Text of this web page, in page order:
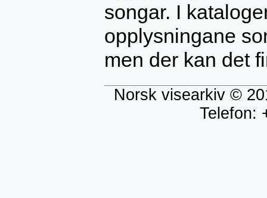
songar. I
opplysningane
men der kan det
Norsk visearkiv ©
Telefon: